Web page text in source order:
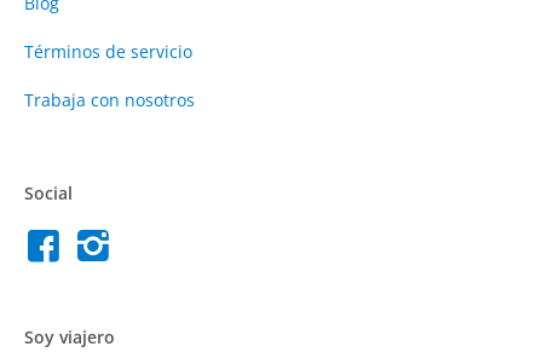
Términos de servicio
Trabaja con nosotros
Social
Soy viajero